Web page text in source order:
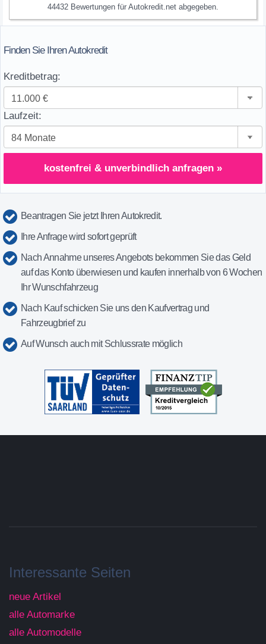
44432 Bewertungen für Autokredit.net abgegeben.
Finden Sie Ihren Autokredit
Kreditbetrag:
Laufzeit:
kostenfrei & unverbindlich anfragen »
Beantragen Sie jetzt Ihren Autokredit.
Ihre Anfrage wird sofort geprüft
Nach Annahme unseres Angebots bekommen Sie das Geld
auf das Konto überwiesen und kaufen innerhalb von 6 Wochen
Ihr Wunschfahrzeug
Nach Kauf schicken Sie uns den Kaufvertrag und
Fahrzeugbrief zu
Auf Wunsch auch mit Schlussrate möglich
Interessante Seiten
neue Artikel
alle Automarke
alle Automodelle